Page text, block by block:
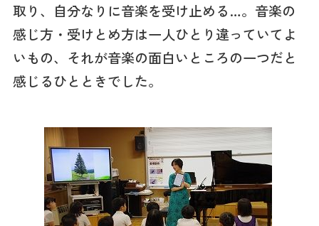
取り、自分なりに音楽を受け止める…。音楽の
感じ方・受けとめ方は一人ひとり違っていてよ
いもの、それが音楽の面白いところの一つだと
感じるひとときでした。